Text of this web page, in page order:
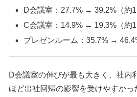
D会議室：27.7% → 39.2%（約
C会議室：14.9% → 19.3%（約
プレゼンルーム：35.7% →
D会議室の伸びが最も大きく、社内
ほど出社回帰の影響を受けやすか